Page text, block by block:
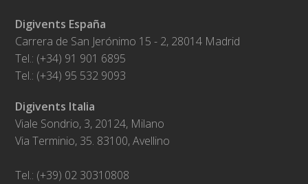
Digivents España
Carrera de San Jerónimo 15 - 2, 28014 Madrid
Tel.: (+34) 91 901 6895
Tel.: (+34) 95 532 9093
Digivents Italia
Viale Sondrio, 3, 20124, Milano
Via Terminio, 35. 83100, Avellino
Tel.: (+39) 02 30310808